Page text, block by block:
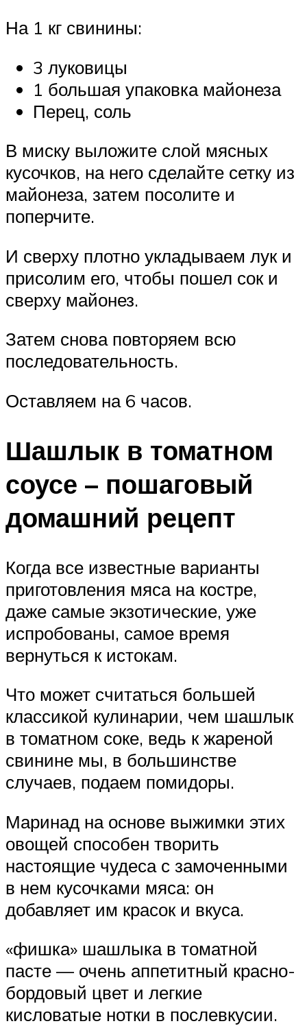
На 1 кг свинины:
3 луковицы
1 большая упаковка майонеза
Перец, соль
В миску выложите слой мясных
кусочков, на него сделайте сетку из
майонеза, затем посолите и
поперчите.
И сверху плотно укладываем лук и
присолим его, чтобы пошел сок и
сверху майонез.
Затем снова повторяем всю
последовательность.
Оставляем на 6 часов.
Шашлык в томатном
соусе – пошаговый
домашний рецепт
Когда все известные варианты
приготовления мяса на костре,
даже самые экзотические, уже
испробованы, самое время
вернуться к истокам.
Что может считаться большей
классикой кулинарии, чем шашлык
в томатном соке, ведь к жареной
свинине мы, в большинстве
случаев, подаем помидоры.
Маринад на основе выжимки этих
овощей способен творить
настоящие чудеса с замоченными
в нем кусочками мяса: он
добавляет им красок и вкуса.
«фишка» шашлыка в томатной
пасте — очень аппетитный красно-
бордовый цвет и легкие
кисловатые нотки в послевкусии.